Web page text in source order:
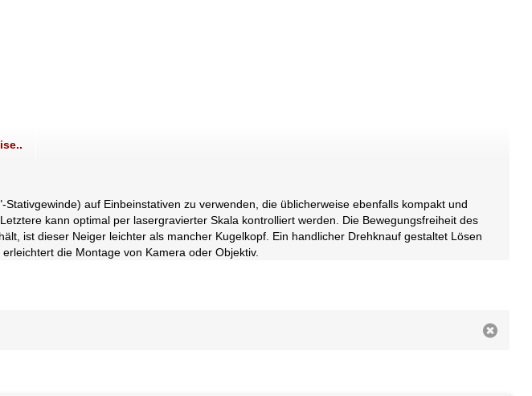
auf Einbeinstativen zu verwenden, die üblicherweise ebenfalls kompakt und
kann optimal per lasergravierter Skala kontrolliert werden. Die Bewegungsfreiheit des
ist dieser Neiger leichter als mancher Kugelkopf. Ein handlicher Drehknauf gestaltet Lösen
die Montage von Kamera oder Objektiv.